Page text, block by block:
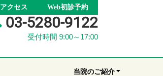
アクセス Web初診予約
03-5280-9122
受付時間 9:00～17:00
当院のご紹介